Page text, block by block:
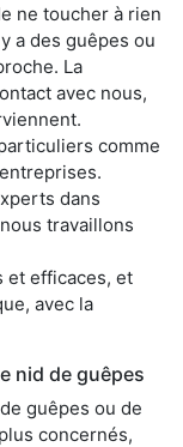
ne toucher à rien
a des guêpes ou
La
avec nous,
comme
dans
travaillons
et efficaces, et
avec la
nid de guêpes
guêpes ou de
concernés,